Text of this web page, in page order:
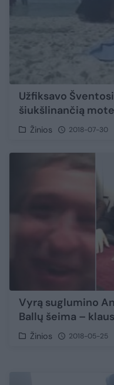
Užfiksavo
šiukšlinančią
Žinios 2018-07-30
Vyrą suglumino
Ballų šeima –
Žinios 2018-05-25